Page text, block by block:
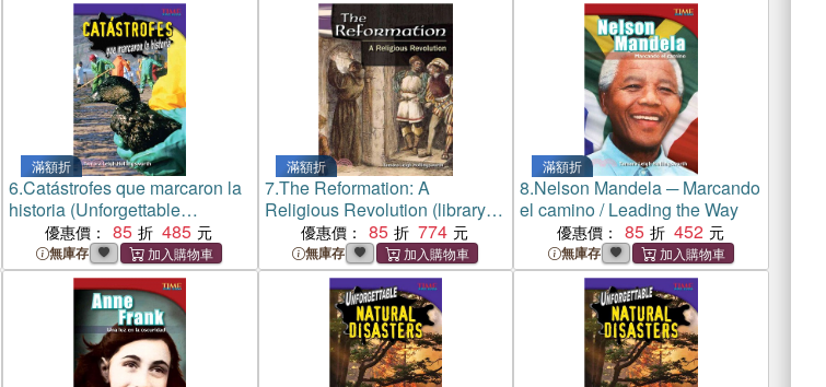
滿額折
6.Catástrofes que marcaron la
historia (Unforgettable
Catastrophes)
優惠價： 85 485
無庫存
滿額折
7.The Reformation: A
Religious Revolution (library
bound)優惠價： 85 774
無庫存
滿額折
8.Nelson Mandela ─ Marcando
el camino / Leading the Way
優惠價： 85 452
無庫存